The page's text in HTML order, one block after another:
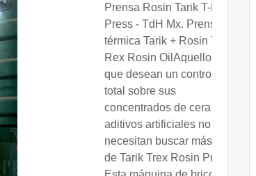
Prensa Rosin Tarik T-Rex
Press - TdH Mx. Prensa
térmica Tarik + Rosin T-
Rex Rosin OilAquellos
que desean un control
total sobre sus
concentrados de cera sin
aditivos artificiales no
necesitan buscar más allá
de Tarik Trex Rosin Press.